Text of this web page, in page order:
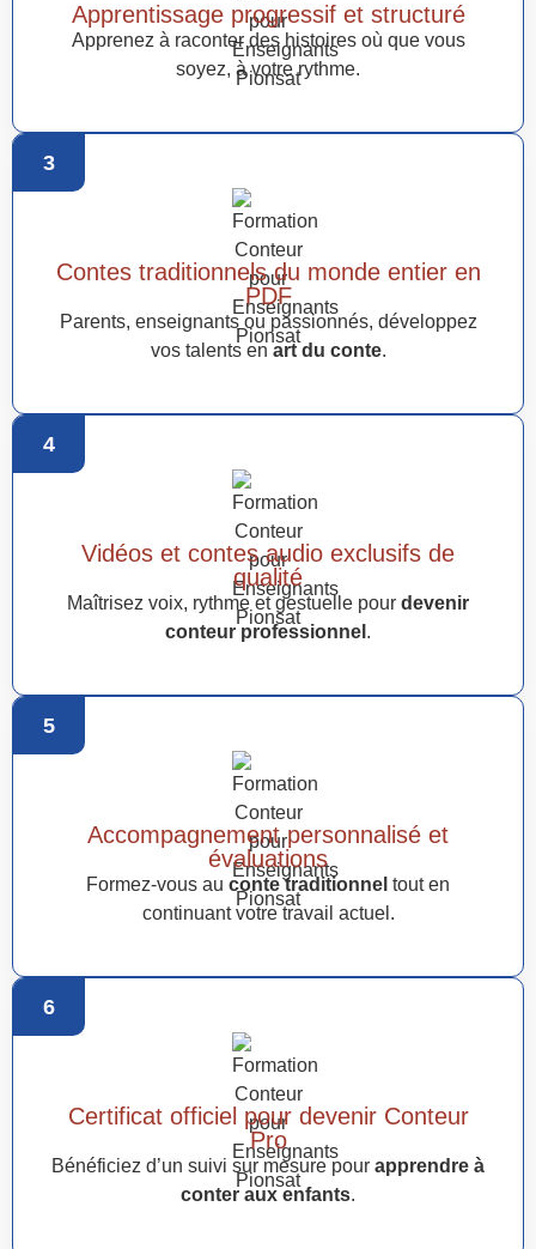
Apprentissage progressif et structuré
Apprenez à raconter des histoires où que vous
soyez, à votre rythme.
3
Contes traditionnels du monde entier en
PDF
Parents, enseignants ou passionnés, développez
vos talents en art du conte.
4
Vidéos et contes audio exclusifs de
qualité
Maîtrisez voix, rythme et gestuelle pour devenir
conteur professionnel .
5
Accompagnement personnalisé et
évaluations
Formez-vous au conte traditionnel tout en
continuant votre travail actuel.
6
Certificat officiel pour devenir Conteur
Pro
Bénéficiez d’un suivi sur mesure pour apprendre à
conter aux enfants.